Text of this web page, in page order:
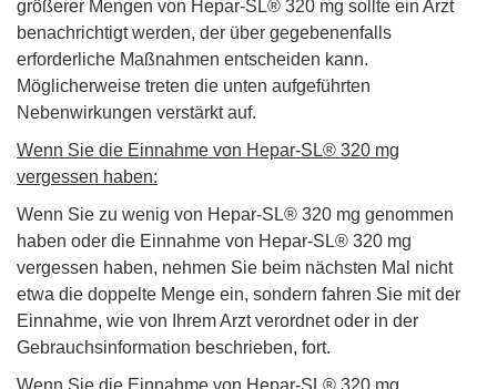
größerer Mengen von Hepar-SL® 320 mg sollte ein Arzt
benachrichtigt werden, der über gegebenenfalls
erforderliche Maßnahmen entscheiden kann.
Möglicherweise treten die unten aufgeführten
Nebenwirkungen verstärkt auf.
Wenn Sie die Einnahme von Hepar-SL® 320 mg
vergessen haben:
Wenn Sie zu wenig von Hepar-SL® 320 mg genommen
haben oder die Einnahme von Hepar-SL® 320 mg
vergessen haben, nehmen Sie beim nächsten Mal nicht
etwa die doppelte Menge ein, sondern fahren Sie mit der
Einnahme, wie von Ihrem Arzt verordnet oder in der
Gebrauchsinformation beschrieben, fort.
Wenn Sie die Einnahme von Hepar-SL® 320 mg